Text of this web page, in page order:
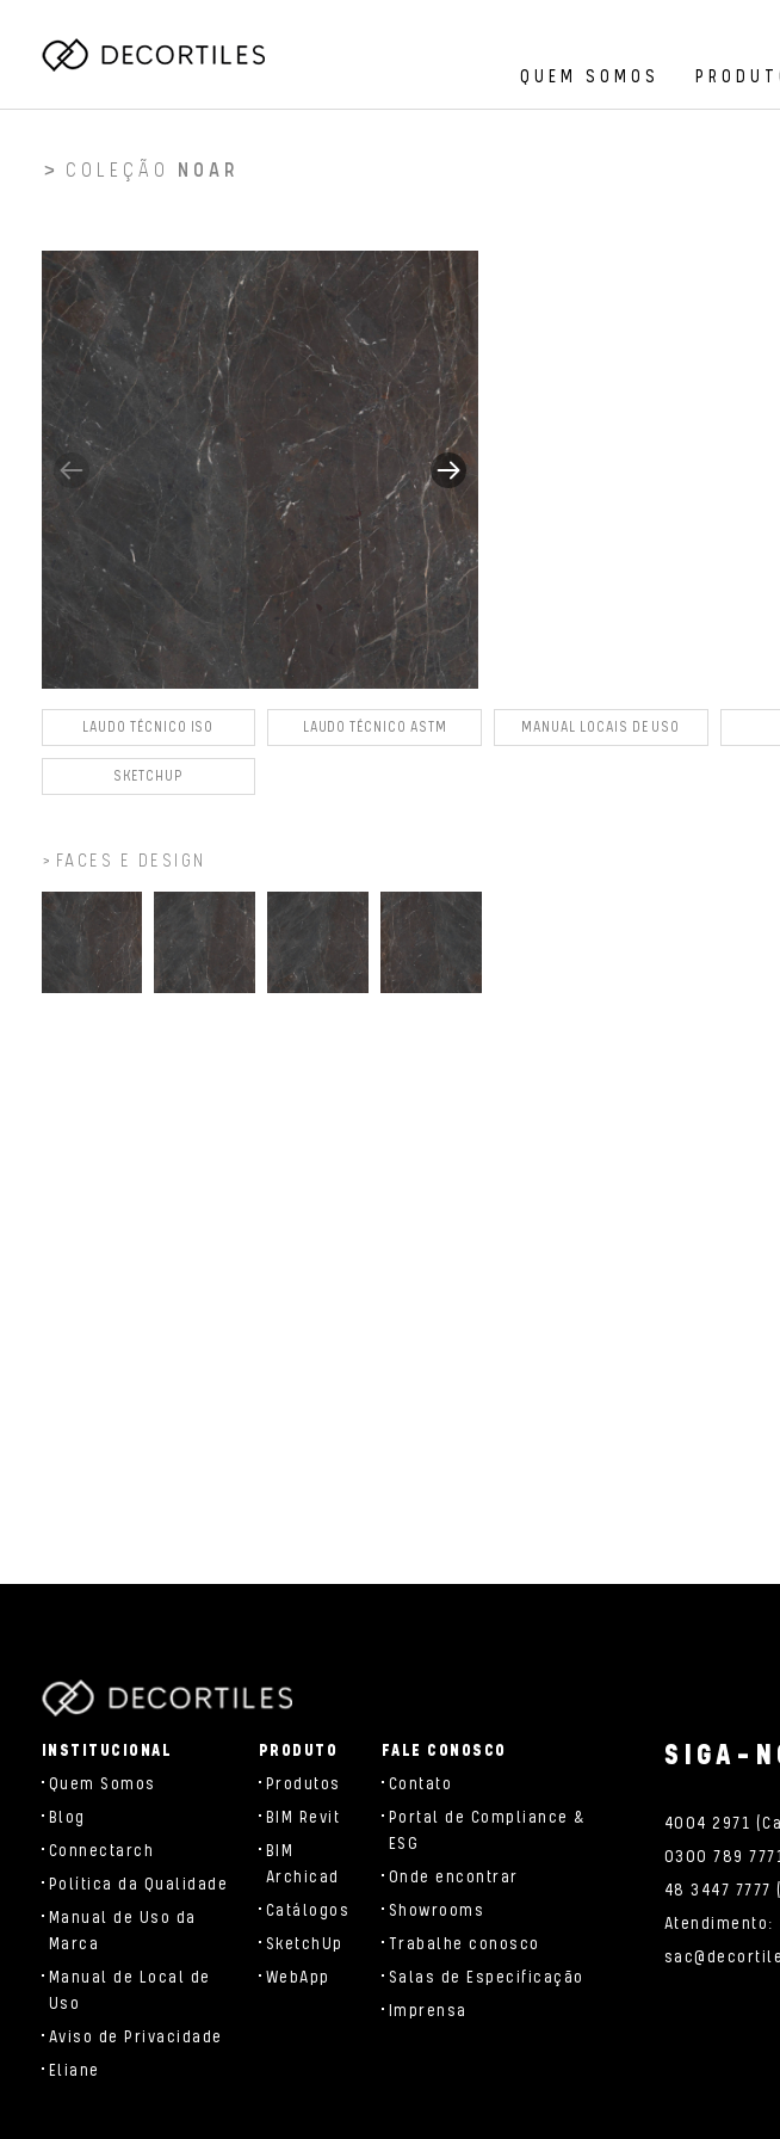
QUEM SOMOS
COLEÇÃO NOAR
LAUDO TÉCNICO ISO LAUDO TÉCNICO ASTM MANUAL LOCAIS DE USO
SKETCHUP
FACES E DESIGN
INSTITUCIONAL
Quem Somos
Blog
Connectarch
Política da Qualidade
Manual de Uso da
Marca
Manual de Local de
Uso
Aviso de Privacidade
Eliane
PRODUTO
Produtos
BIM Revit
BIM
Archicad
Catálogos
SketchUp
WebApp
FALE CONOSCO
Contato
Portal de Compliance &
ESG
Onde encontrar
Showrooms
Trabalhe conosco
Salas de Especificação
Imprensa
SIGA-
4004 2971
0300 789
48 3447 7777
Atendimento: